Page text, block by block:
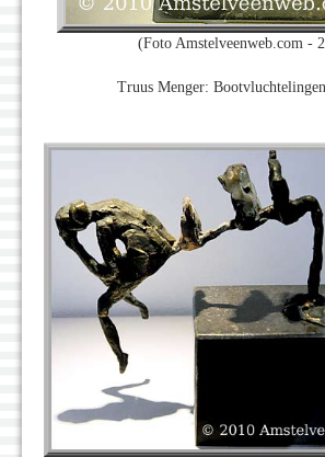
(Foto Amstelveenweb.com -
Truus Menger: